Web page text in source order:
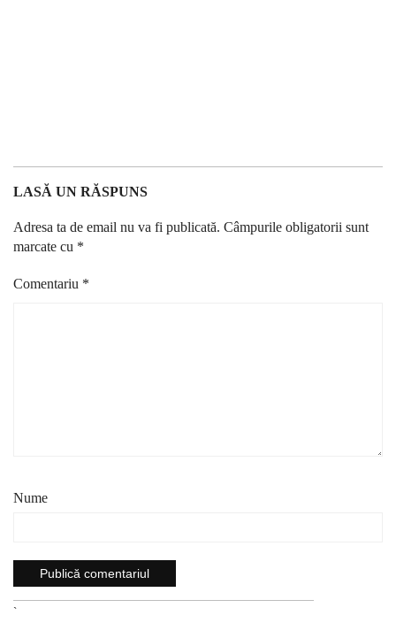
LASĂ UN RĂSPUNS
Adresa ta de email nu va fi publicată. Câmpurile obligatorii sunt
marcate cu *
Comentariu *
Nume
`